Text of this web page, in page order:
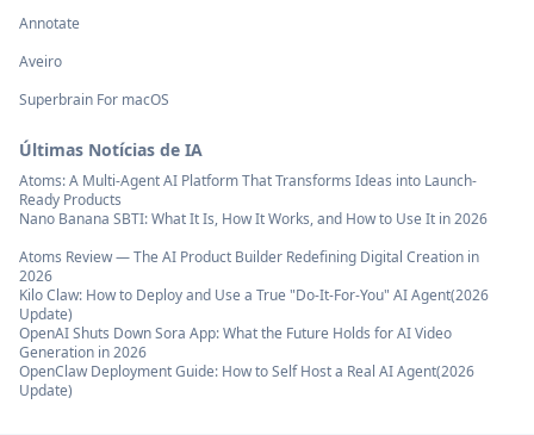
Annotate
Aveiro
Superbrain For macOS
Últimas Notícias de IA
Atoms: A Multi-Agent AI Platform That Transforms Ideas into Launch-
Ready Products
Nano Banana SBTI: What It Is, How It Works, and How to Use It in 2026
Atoms Review — The AI Product Builder Redefining Digital Creation in
2026
Kilo Claw: How to Deploy and Use a True "Do‑It‑For‑You" AI Agent(2026
Update)
OpenAI Shuts Down Sora App: What the Future Holds for AI Video
Generation in 2026
OpenClaw Deployment Guide: How to Self Host a Real AI Agent(2026
Update)